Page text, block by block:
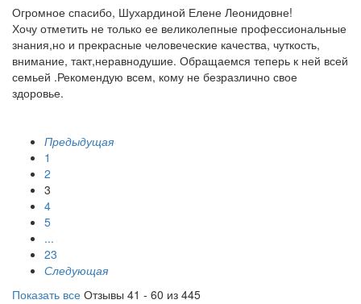
Огромное спасибо, Шухардиной Елене Леонидовне!
Хочу отметить не только ее великолепные профессиональные
знания,но и прекрасные человеческие качества, чуткость,
внимание, такт,неравнодушие. Обращаемся теперь к ней всей
семьей .Рекомендую всем, кому не безразлично свое
здоровье.
Предыдущая
1
2
3
4
5
...
23
Следующая
Показать все Отзывы 41 - 60 из 445